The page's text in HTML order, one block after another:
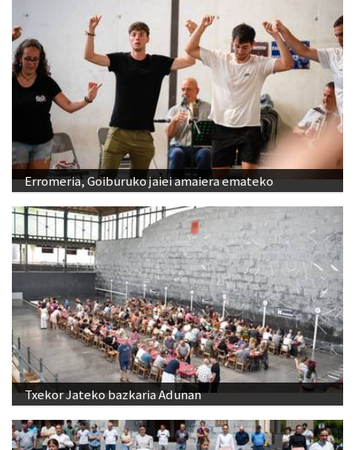
Erromeria, Goiburuko jaiei amaiera emateko
Txekor Jateko bazkaria Adunan